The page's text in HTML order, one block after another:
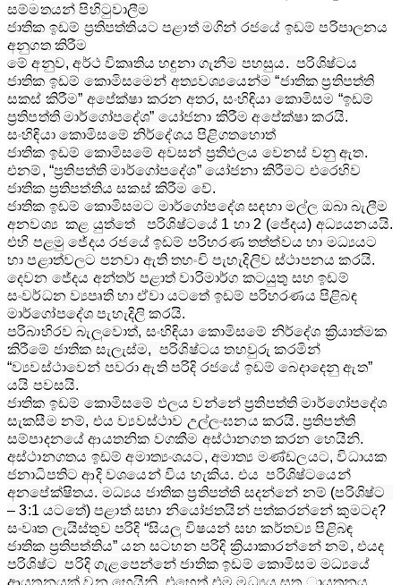
සම්මතයන් පිහිටුවාලීම
ජාතික ඉඩම් ප්‍රතිපත්තියට පළාත් මගින් රජයේ ඉඩම් පරිපාලනය
අනුගත කිරීම
මේ අනුව, අර්ථ විකෘතිය හඳුනා ගැනීම පහසුය. පරිශිෂ්ටය
ජාතික ඉඩම් කොමිසමෙන් අත්‍යවශ්‍යයෙන්ම “ජාතික ප්‍රතිපත්ති
සකස් කිරීම” අපේක්ෂා කරන අතර, සංහිඳියා කොමිසම “ඉඩම්
ප්‍රතිපත්ති මාර්ගෝපදේශ” යෝජනා කිරීම අපේක්ෂා කරයි.
සංහිඳියා කොමිසමේ නිර්දේශය පිළිගතහොත්
ජාතික ඉඩම් කොමිසමේ අවසන් ප්‍රතිඵලය වෙනස් වනු ඇත.
එනම්, “ප්‍රතිපත්ති මාර්ගෝපදේශ” යෝජනා කිරීමට එරෙහිව
ජාතික ප්‍රතිපත්තිය සකස් කිරීම වේ.
ජාතික ඉඩම් කොමිසමට මාර්ගෝපදේශ සඳහා මල්ල ඔබා බැලීම
අනවශ්‍ය කළ යුත්තේ පරිශිෂ්ටයේ 1 හා 2 (ජේදය) අධ්‍යයනයයි.
එහි පළමු ජේදය රජයේ ඉඩම් පරිහරණ තත්ත්වය හා මධ්‍යයට
හා පළාත්වලට පනවා ඇති තහංචි පැහැදිලිව ස්ථාපනය කරයි.
දෙවන ජේදය අන්තර් පළාත් වාරිමාර්ග කටයුතු සහ ඉඩම්
සංවර්ධන ව්‍යපෘති හා ඒවා යටතේ ඉඩම් පරිහරණය පිළිබඳ
මාර්ගෝපදේශ පැහැදිලි කරයි.
පරිබාහිරව බැලුවොත්, සංහිඳියා කොමිසමේ නිර්දේශ ක්‍රියාත්මක
කිරීමේ ජාතික සැලැස්ම, පරිශිෂ්ටය තහවුරු කරමින්
“ව්‍යවස්ථාවෙන් පවරා ඇති පරිදි රජයේ ඉඩම් බෙදාදෙනු ඇත”
යයි පවසයි.
ජාතික ඉඩම් කොමිසමේ ඵලය වන්නේ ප්‍රතිපත්ති මාර්ගෝපදේශ
සැකසීම නම්, එය ව්‍යවස්ථාව උල්ලංඝනය කරයි. ප්‍රතිපත්ති
සම්පාදනයේ ආයතනික වගකීම අස්ථානගත කරන හෙයිනි.
අස්ථානගතය ඉඩම් අමාත්‍යංශයට, අමාත්‍ය මණ්ඩලයට, විධායක
ජනාධිපතිට ආදි වශයෙන් විය හැකිය. එය පරිශිෂ්ටයෙන්
අනපේක්ෂිතය. මධ්‍යය ජාතික ප්‍රතිපත්ති සදන්නේ නම් (පරිශිෂ්ට
– 3:1 යටතේ) පළාත් සභා නියෝජතයින් පත්කරන්නේ කුමටද?
සංවෘත ලැයිස්තුව පරිදි “සියලු විෂයන් සහ කර්තව්‍ය පිළිබඳ
ජාතික ප්‍රතිපත්තිය” යන සටහන පරිදි ක්‍රියාකාරන්නේ නම්, එයද
පරිශිෂ්ට පරිදි ගැළපෙන්නේ ජාතික ඉඩම් කොමිසම මධ්‍යයේ
ආයතනයක් වන හෙයිනි. එහෙත් එම මධ්‍යය සතු ායතනය